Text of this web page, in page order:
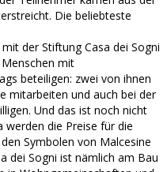
Die beliebteste
der Stiftung Casa dei Sogni
mit
beteiligen: zwei von ihnen
mitarbeiten und auch bei der
Und das ist noch nicht
werden die Preise für die
Symbolen von Malcesine
dei Sogni ist nämlich am Bau